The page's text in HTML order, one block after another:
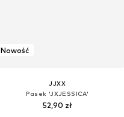
Nowość
JJXX
Pasek 'JXJESSICA'
52,90 zł